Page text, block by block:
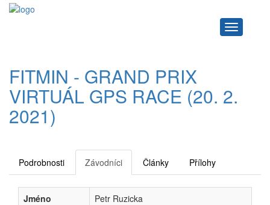
Navigace
FITMIN - GRAND PRIX
VIRTUÁL GPS RACE (20. 2.
2021)
Podrobnosti Závodníci Články Přílohy
Jméno
Petr Ruzicka